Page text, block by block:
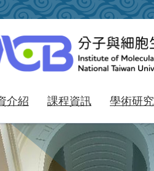
介紹 課程資訊 學術研究